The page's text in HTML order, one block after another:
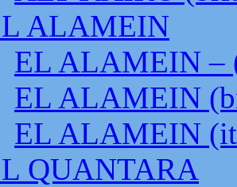
ALAMEIN
EL ALAMEIN –
EL ALAMEIN
EL ALAMEIN
QUANTARA